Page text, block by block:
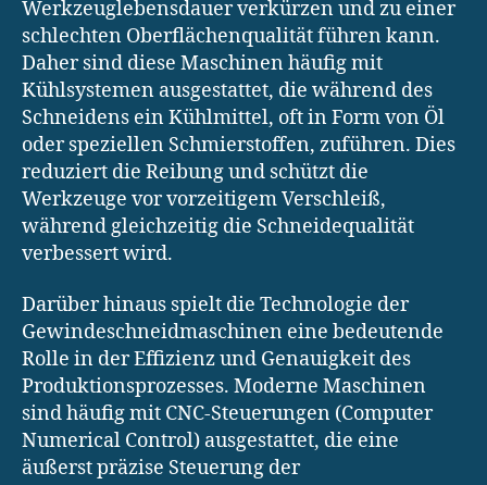
Werkzeuglebensdauer verkürzen und zu einer
schlechten Oberflächenqualität führen kann.
Daher sind diese Maschinen häufig mit
Kühlsystemen ausgestattet, die während des
Schneidens ein Kühlmittel, oft in Form von Öl
oder speziellen Schmierstoffen, zuführen. Dies
reduziert die Reibung und schützt die
Werkzeuge vor vorzeitigem Verschleiß,
während gleichzeitig die Schneidequalität
verbessert wird.
Darüber hinaus spielt die Technologie der
Gewindeschneidmaschinen eine bedeutende
Rolle in der Effizienz und Genauigkeit des
Produktionsprozesses. Moderne Maschinen
sind häufig mit CNC-Steuerungen (Computer
Numerical Control) ausgestattet, die eine
äußerst präzise Steuerung der